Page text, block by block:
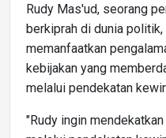
Rudy Mas'ud, seorang
berkiprah di dunia
memanfaatkan
kebijakan yang
melalui pendekatan
"Rudy ingin